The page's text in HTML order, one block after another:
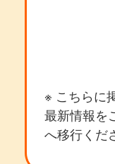
※ こちらに
最新情報を
へ移行くだ